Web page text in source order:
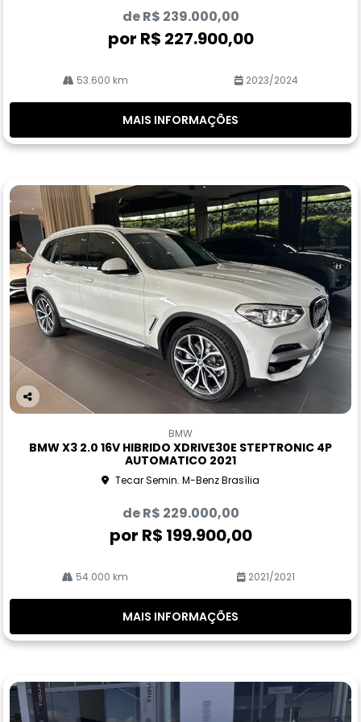
de R$ 239.000,00
por R$ 227.900,00
53.600 km 2023/2024
MAIS INFORMAÇÕES
Co
rtil
BMW
BMW X3 2.0 16V HIBRIDO XDRIVE30E STEPTRONIC 4P
AUTOMATICO 2021
Tecar Semin. M-Benz Brasília
de R$ 229.000,00
por R$ 199.900,00
54.000 km 2021/2021
MAIS INFORMAÇÕES